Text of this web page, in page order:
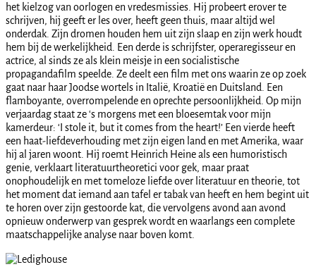
het kielzog van oorlogen en vredesmissies. Hij probeert erover te
schrijven, hij geeft er les over, heeft geen thuis, maar altijd wel
onderdak. Zijn dromen houden hem uit zijn slaap en zijn werk houdt
hem bij de werkelijkheid. Een derde is schrijfster, operaregisseur en
actrice, al sinds ze als klein meisje in een socialistische
propagandafilm speelde. Ze deelt een film met ons waarin ze op zoek
gaat naar haar Joodse wortels in Italië, Kroatië en Duitsland. Een
flamboyante, overrompelende en oprechte persoonlijkheid. Op mijn
verjaardag staat ze ‘s morgens met een bloesemtak voor mijn
kamerdeur: ‘I stole it, but it comes from the heart!’ Een vierde heeft
een haat-liefdeverhouding met zijn eigen land en met Amerika, waar
hij al jaren woont. Hij roemt Heinrich Heine als een humoristisch
genie, verklaart literatuurtheoretici voor gek, maar praat
onophoudelijk en met tomeloze liefde over literatuur en theorie, tot
het moment dat iemand aan tafel er tabak van heeft en hem begint uit
te horen over zijn gestoorde kat, die vervolgens avond aan avond
opnieuw onderwerp van gesprek wordt en waarlangs een complete
maatschappelijke analyse naar boven komt.